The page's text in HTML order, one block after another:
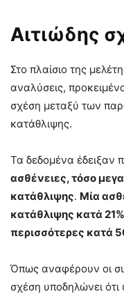
Αιτιώδης
Στο πλαίσιο της
αναλύσεις,
σχέση μεταξύ των
κατάθλιψης.
Τα δεδομένα έδειξαν
ασθένειες, τόσο
κατάθλιψης. Μία
κατάθλιψης κατά
περισσότερες κατά
Όπως αναφέρουν οι
σχέση υποδηλώνει ότι